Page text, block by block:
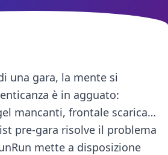
una gara, la mente si
è in agguato:
mancanti, frontale scarica…
pre-gara risolve il problema
mette a disposizione